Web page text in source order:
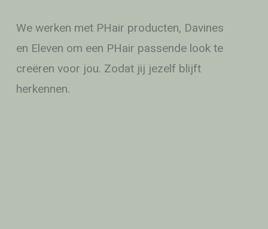
We werken met PHair producten, Davines
en Eleven om een PHair passende look te
creëren voor jou. Zodat jij jezelf blijft
herkennen.